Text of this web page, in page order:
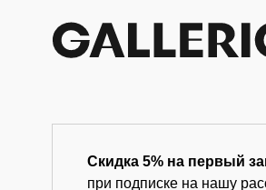
Скидка 5% на первый
при подписке на нашу